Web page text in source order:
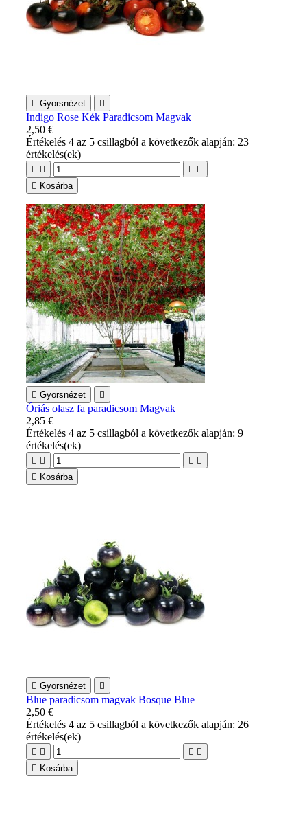
 Gyorsnézet 
Indigo Rose Kék Paradicsom Magvak
2,50 €
Értékelés4 az 5 csillagból a következők alapján: 23
értékelés(ek)
   
 Kosárba
 Gyorsnézet 
Óriás olasz fa paradicsom Magvak
2,85 €
Értékelés4 az 5 csillagból a következők alapján:9
értékelés(ek)
   
 Kosárba
 Gyorsnézet 
Blue paradicsom magvak Bosque Blue
2,50 €
Értékelés4 az 5 csillagból a következők alapján: 26
értékelés(ek)
   
 Kosárba